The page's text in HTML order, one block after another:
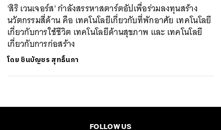
'สิริ เวนเจอร์ส' กำลังสรรหาสตาร์ตอัปเพื่อร่วมลงทุนสร้าง
นวัตกรรมสี่ด้าน คือ เทคโนโลยีเกี่ยวกับที่พักอาศัย เทคโนโลยี
เกี่ยวกับการใช้ชีวิต เทคโนโลยีด้านสุขภาพ และ เทคโนโลยี
เกี่ยวกับการก่อสร้าง
โดย ชินบัญชร สุทธิ์นภา
FOLLOW US